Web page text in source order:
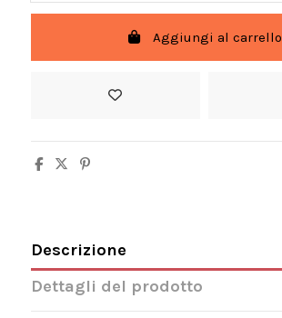
Aggiungi al carrello
Descrizione
Dettagli del prodotto